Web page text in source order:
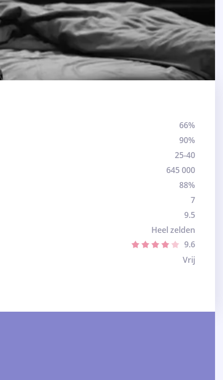
66%
90%
25-40
645 000
88%
7
9.5
Heel zelden
9.6
Vrij